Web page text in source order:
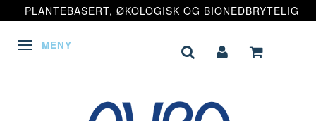
PLANTEBASERT, ØKOLOGISK OG BIONEDBRYTELIG
VEKSLE NAVIGASJON
MENY